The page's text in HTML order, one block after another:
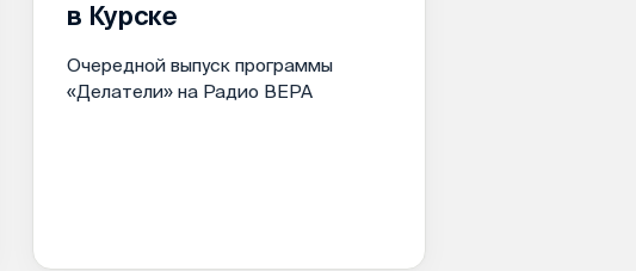
в Курске
Очередной выпуск программы
«Делатели» на Радио ВЕРА